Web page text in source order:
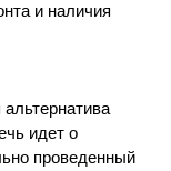
и наличия
идет о
проведенный